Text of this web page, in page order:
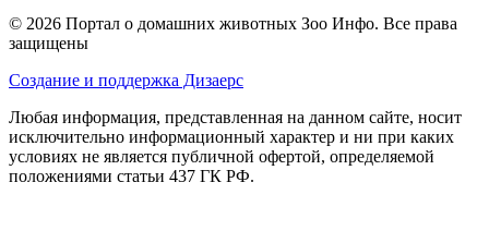
© 2026 Портал о домашних животных Зоо Инфо. Все права
защищены
Создание и поддержка Дизаерс
Любая информация, представленная на данном сайте, носит
исключительно информационный характер и ни при каких
условиях не является публичной офертой, определяемой
положениями статьи 437 ГК РФ.